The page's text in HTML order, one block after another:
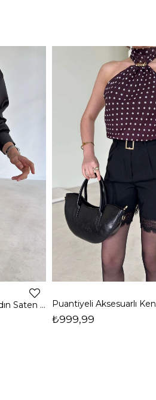
Önü Düğmeli Bırenda Siyah Kadın Saten Gömlek 26K382
₺999,99